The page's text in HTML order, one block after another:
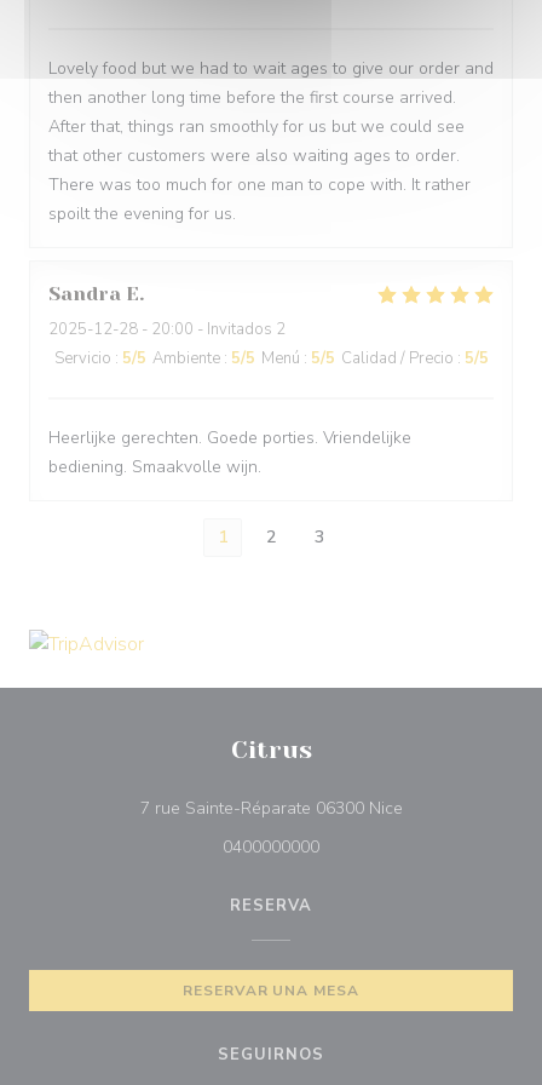
Lovely food but we had to wait ages to give our order and
then another long time before the first course arrived.
After that, things ran smoothly for us but we could see
that other customers were also waiting ages to order.
There was too much for one man to cope with. It rather
spoilt the evening for us.
Sandra E
2025-12-28 - 20:00 - Invitados 2
Servicio : 5/5 Ambiente : 5/5 Menú : 5/5 Calidad / Precio : 5/5
Heerlijke gerechten. Goede porties. Vriendelijke
bediening. Smaakvolle wijn.
1 2 3
Citrus
7 rue Sainte-Réparate 06300 Nice((abre en una
0400000000
RESERVA
RESERVAR UNA MESA
SEGUIRNOS